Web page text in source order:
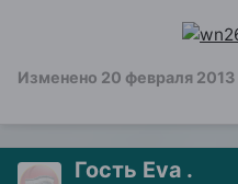
Изменено 20 февраля 2013
Гость Eva .